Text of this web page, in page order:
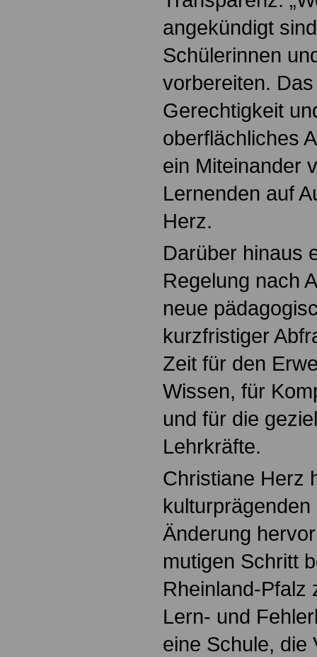
angekündigt
Schülerinnen
vorbereiten.
Gerechtigkeit
oberflächliches
ein Miteinander
Lernenden auf
Herz.
Darüber hinaus
Regelung nach
neue
kurzfristiger
Zeit für den
Wissen, für
und für die
Lehrkräfte.
Christiane Herz
Änderung
mutigen Schritt
Rheinland-Pfalz
Lern- und
eine Schule, die